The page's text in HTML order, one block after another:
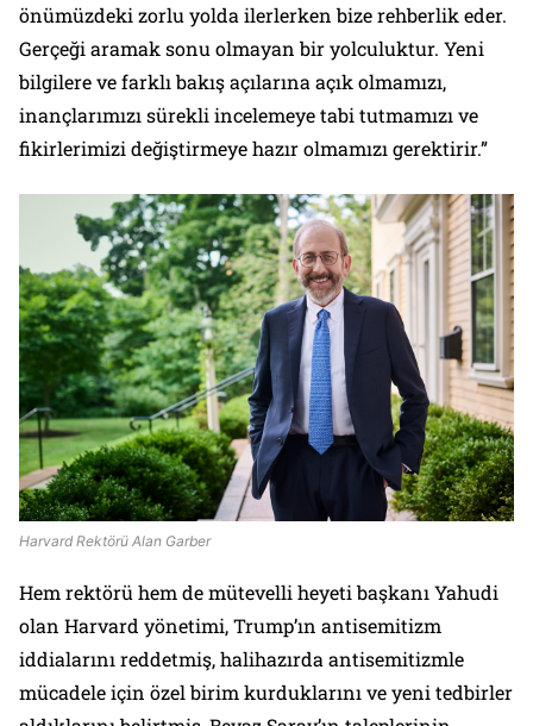
önümüzdeki zorlu yolda ilerlerken bize rehberlik eder.
Gerçeği aramak sonu olmayan bir yolculuktur. Yeni
bilgilere ve farklı bakış açılarına açık olmamızı,
inançlarımızı sürekli incelemeye tabi tutmamızı ve
fikirlerimizi değiştirmeye hazır olmamızı gerektirir.”
Harvard Rektörü Alan Garber
Hem rektörü hem de mütevelli heyeti başkanı Yahudi
olan Harvard yönetimi, Trump’ın antisemitizm
iddialarını reddetmiş, halihazırda antisemitizmle
mücadele için özel birim kurduklarını ve yeni tedbirler